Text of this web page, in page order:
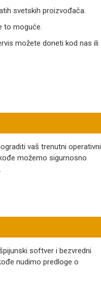
svetskih proizvođača.
to moguće.
možete doneti kod nas ili
vaš trenutni operativni
možemo sigurnosno
softver i bezvredni
nudimo predloge o